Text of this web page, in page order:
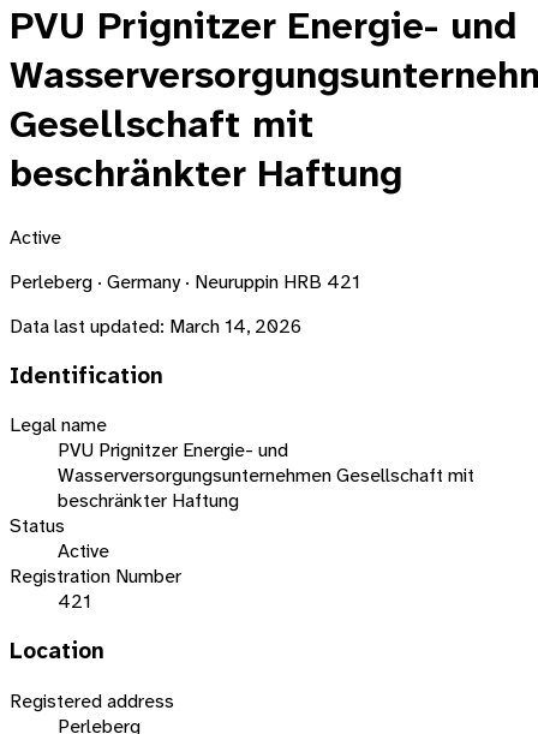
PVU Prignitzer Energie- und
Gesellschaft mit
beschränkter Haftung
Active
Perleberg · Germany · Neuruppin HRB 421
Data last updated: March 14, 2026
Identification
Legal name
PVU Prignitzer Energie- und
Wasserversorgungsunternehmen Gesellschaft mit
beschränkter Haftung
Status
Active
Registration Number
421
Location
Registered address
Perleberg